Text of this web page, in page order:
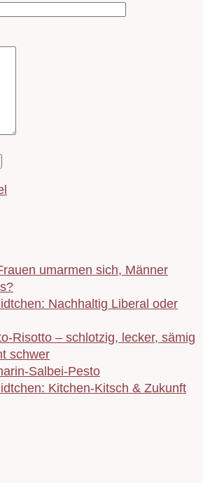
umarmen sich, Männer
Nachhaltig Liberal oder
Risotto – schlotzig, lecker, sämig
schwer
Salbei-Pesto
Kitchen-Kitsch & Zukunft